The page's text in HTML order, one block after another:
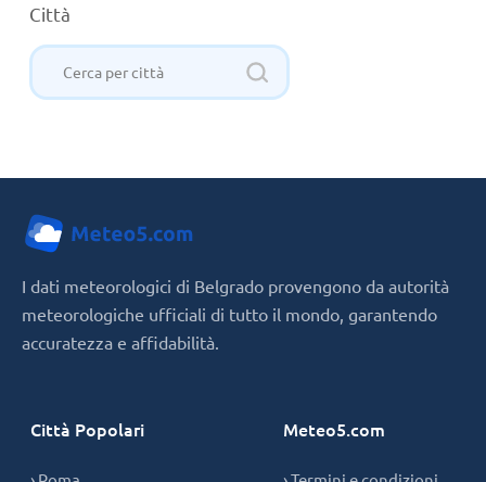
Città
I dati meteorologici di Belgrado provengono da autorità
meteorologiche ufficiali di tutto il mondo, garantendo
accuratezza e affidabilità.
Città Popolari Meteo5.com